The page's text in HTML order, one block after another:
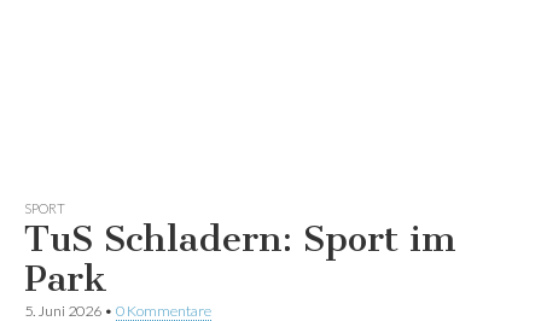
SPORT
TuS Schladern: Sport im
Park
5. Juni 2026 • 0 Kommentare